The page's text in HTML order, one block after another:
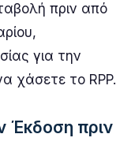
πριν από
για την
χάσετε το RPP.
Έκδοση πριν